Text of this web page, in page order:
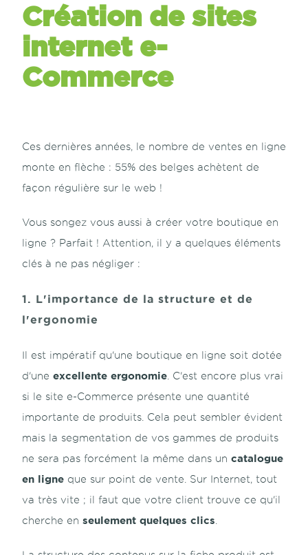
Création de sites
internet e-
Commerce
Ces dernières années, le nombre de ventes en ligne
monte en flèche : 55% des belges achètent de
façon régulière sur le web !
Vous songez vous aussi à créer votre boutique en
ligne ? Parfait ! Attention, il y a quelques éléments
clés à ne pas négliger :
1. L'importance de la structure et de
l'ergonomie
Il est impératif qu'une boutique en ligne soit dotée
d'une excellente ergonomie . C'est encore plus vrai
si le site e-Commerce présente une quantité
importante de produits. Cela peut sembler évident
mais la segmentation de vos gammes de produits
ne sera pas forcément la même dans un catalogue
en ligne que sur point de vente. Sur Internet, tout
va très vite ; il faut que votre client trouve ce qu'il
cherche en seulement quelques clics